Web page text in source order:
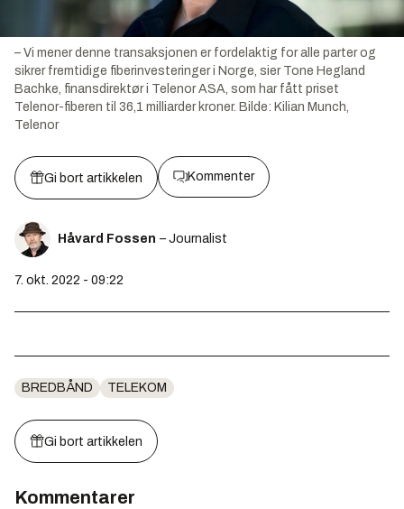
– Vi mener denne transaksjonen er fordelaktig for alle parter og
sikrer fremtidige fiberinvesteringer i Norge, sier Tone Hegland
Bachke, finansdirektør i Telenor ASA, som har fått priset
Telenor-fiberen til 36,1 milliarder kroner. Bilde: Kilian Munch,
Telenor
Gi bort artikkelen Kommenter
Håvard Fossen – Journalist
7. okt. 2022 - 09:22
BREDBÅND TELEKOM
Gi bort artikkelen
Kommentarer